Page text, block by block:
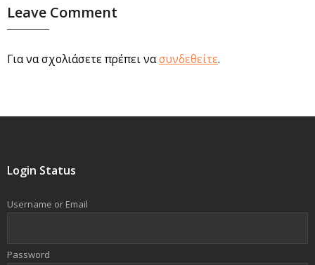
Leave Comment
Για να σχολιάσετε πρέπει νασυνδεθείτε.
Login Status
Username or Email
Password